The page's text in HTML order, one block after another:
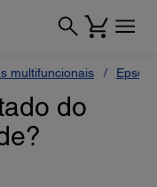
multifuncionais Epson
do